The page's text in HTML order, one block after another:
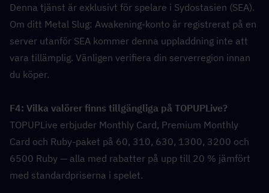
Denna tjänst är exklusivt för spelare i Sydostasien (SEA).
Om ditt Metal Slug: Awakening-konto är registrerat på en
server utanför SEA kommer denna uppladdning inte att
vara tillämplig. Vänligen verifiera din serverregion innan
du köper.
F4: Vilka valörer finns tillgängliga på TOPUPLive?
TOPUPLive erbjuder Monthly Card, Premium Monthly
Card och Ruby-paket på 60, 310, 630, 1300, 3200 och
6500 Ruby — alla med rabatter på upp till 20 % jämfört
med standardpriserna i spelet.